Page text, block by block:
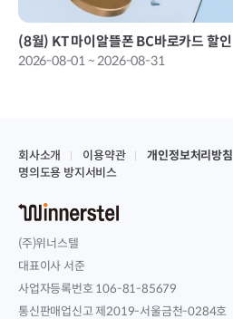
(8월) KT 마이알뜰폰 BC바로카드 할인
2026-08-01 ~ 2026-08-31
회사소개 이용약관 개인정보처리방침
명의도용 방지서비스
(주)위너스텔
대표이사 서준
사업자등록번호 106-81-85679
통신판매업신고 제2019-서울금천-0284호